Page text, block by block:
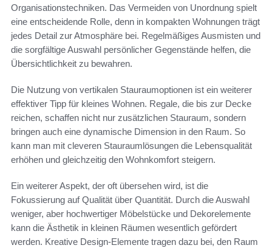
Organisationstechniken. Das Vermeiden von Unordnung spielt
eine entscheidende Rolle, denn in kompakten Wohnungen trägt
jedes Detail zur Atmosphäre bei. Regelmäßiges Ausmisten und
die sorgfältige Auswahl persönlicher Gegenstände helfen, die
Übersichtlichkeit zu bewahren.
Die Nutzung von vertikalen Stauraumoptionen ist ein weiterer
effektiver Tipp für kleines Wohnen. Regale, die bis zur Decke
reichen, schaffen nicht nur zusätzlichen Stauraum, sondern
bringen auch eine dynamische Dimension in den Raum. So
kann man mit cleveren Stauraumlösungen die Lebensqualität
erhöhen und gleichzeitig den Wohnkomfort steigern.
Ein weiterer Aspekt, der oft übersehen wird, ist die
Fokussierung auf Qualität über Quantität. Durch die Auswahl
weniger, aber hochwertiger Möbelstücke und Dekorelemente
kann die Ästhetik in kleinen Räumen wesentlich gefördert
werden. Kreative Design-Elemente tragen dazu bei, den Raum